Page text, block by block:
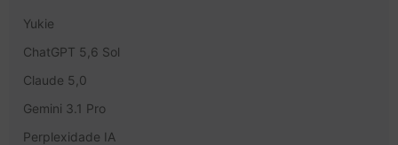
Yukie
ChatGPT 5,6 Sol
Claude 5,0
Gemini 3.1 Pro
Perplexidade IA